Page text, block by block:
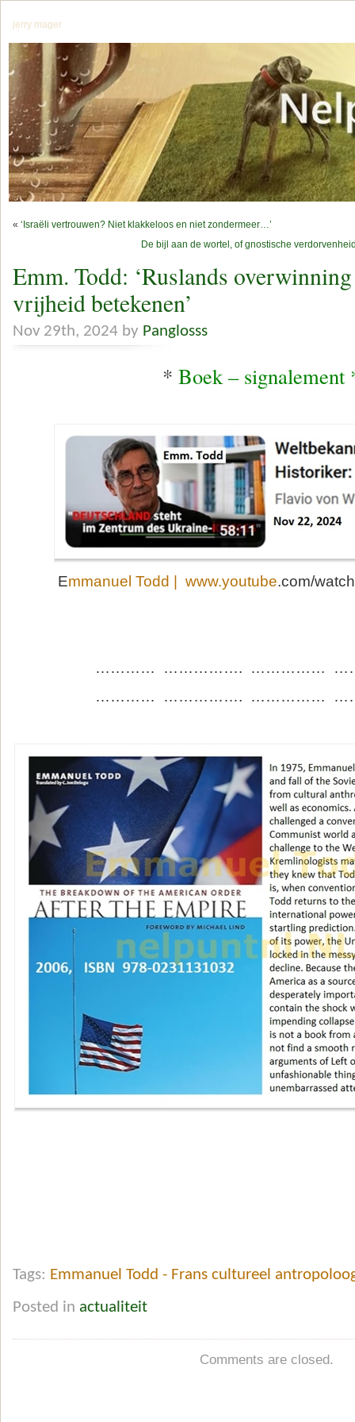
jerry mager
« ‘Israëli vertrouwen? Niet klakkeloos en niet zondermeer…’
De bijl aan de wortel, of gnostische
Emm. Todd: ‘Ruslands
vrijheid betekenen’
Nov 29th, 2024 by Panglosss
* Boek – signalement
Emmanuel Todd | www.youtube.com/
………… ……………. ……………
………… ……………. ……………
Tags: Emmanuel Todd - Frans cultureel
Posted in actualiteit
Comments are closed.